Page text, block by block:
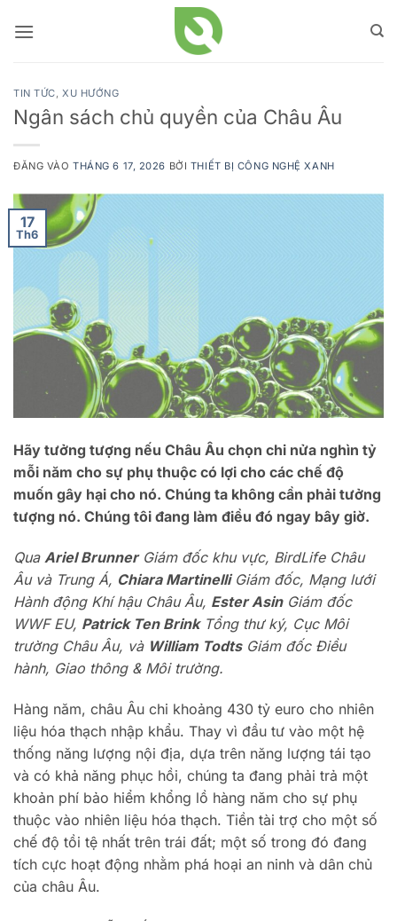
qua
TIN TỨC,XU HƯỚNG
Ngân sách chủ quyền của Châu Âu
ĐĂNG VÀOTHÁNG 6 17, 2026 BỞI THIẾT BỊ CÔNG NGHỆ XANH
17
Th6
Hãy tưởng tượng nếu Châu Âu chọn chi nửa nghìn tỷ
mỗi năm cho sự phụ thuộc có lợi cho các chế độ
muốn gây hại cho nó. Chúng ta không cần phải tưởng
tượng nó. Chúng tôi đang làm điều đó ngay bây giờ.
Qua Ariel BrunnerGiám đốc khu vực, BirdLife Châu
Âu và Trung Á, Chiara MartinelliGiám đốc, Mạng lưới
Hành động Khí hậu Châu Âu, Ester AsinGiám đốc
WWF EU, Patrick Ten BrinkTổng thư ký, Cục Môi
trường Châu Âu, và William TodtsGiám đốc Điều
hành, Giao thông & Môi trường.
Hàng năm, châu Âu chi khoảng 430 tỷ euro cho nhiên
liệu hóa thạch nhập khẩu. Thay vì đầu tư vào một hệ
thống năng lượng nội địa, dựa trên năng lượng tái tạo
và có khả năng phục hồi, chúng ta đang phải trả một
khoản phí bảo hiểm khổng lồ hàng năm cho sự phụ
thuộc vào nhiên liệu hóa thạch. Tiền tài trợ cho một số
chế độ tồi tệ nhất trên trái đất; một số trong đó đang
tích cực hoạt động nhằm phá hoại an ninh và dân chủ
của châu Âu.